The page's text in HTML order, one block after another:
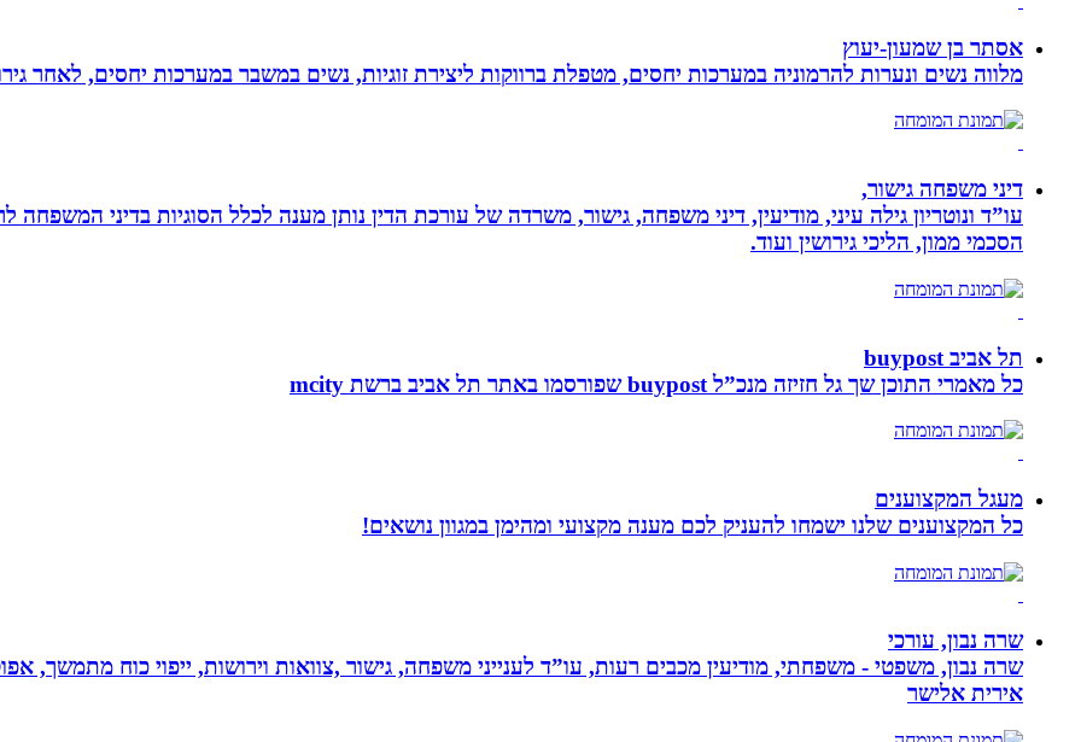
אסתר בן שמעון-יעוץ
מלווה נשים ונערות להרמוניה במערכות יחסים, מטפלת ברווקות ליצירת זוגיות, נשים במשבר במערכות יחסים, לאחר
דיני משפחה גישור,
עו”ד ונוטריון גילה עיני, מודיעין, דיני משפחה, גישור, משרדה של עורכת הדין נותן מענה לכלל הסוגיות בדיני המשפחה
הסכמי ממון, הליכי גירושין ועוד.
תל אביב buypost
כל מאמרי התוכן שך גל חזיזה מנכ”ל buypost שפורסמו באתר תל אביב ברשת mcity
מעגל המקצוענים
כל המקצוענים שלנו ישמחו להעניק לכם מענה מקצועי ומהימן במגוון נושאים!
שרה נבון, עורכי
שרה נבון, משפטי - משפחתי, מודיעין מכבים רעות, עו”ד לענייני משפחה, גישור ,צוואות וירושות, ייפוי כוח
אירית אלישר